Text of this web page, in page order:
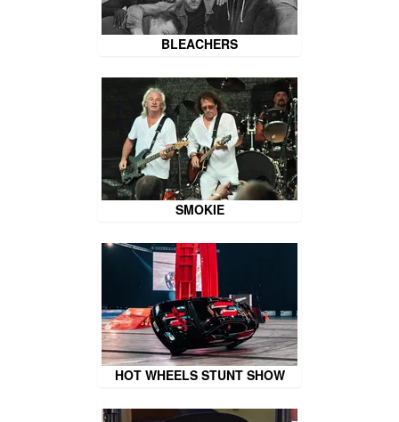
BLEACHERS
SMOKIE
HOT WHEELS STUNT SHOW